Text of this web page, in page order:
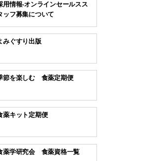
用情報-オンラインセールスス
ッフ募集について
みぐすり出版
節を楽しむ 食薬定期便
薬キット定期便
薬学研究会 食薬資格一覧